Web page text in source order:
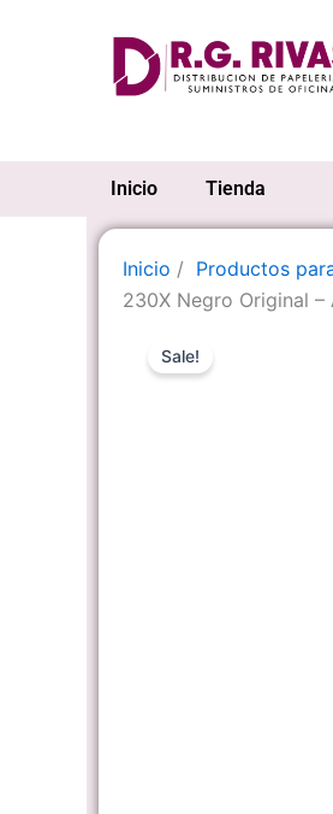
Inicio Tienda
Inicio / Productos
230X Negro Original
Sale!